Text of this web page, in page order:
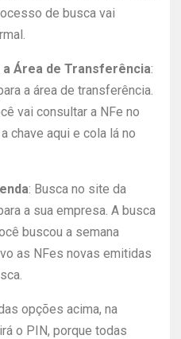
de busca vai
a Área de Transferência:
a área de transferência.
vai consultar a NFe no
chave aqui e cola lá no
: Busca no site da
a sua empresa. A busca
buscou a semana
as NFes novas emitidas
opções acima, na
o PIN, porque todas